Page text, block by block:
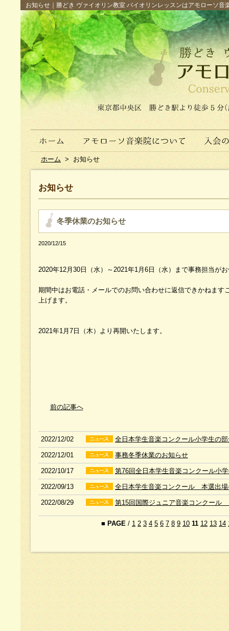
お知らせ｜勝どき ヴァイオリン教室 バイオリンレッスンはアモローソ
ホーム > お知らせ
お知らせ
冬季休業のお知らせ
2020/12/15
2020年12月30日（水）～2021年1月6日（水）まで事務担当が
期間中はお電話・メールでのお問い合わせに返信できかねます
上げます。
2021年1月7日（木）より再開いたします。
前の記事へ
2022/12/02 全日本学生音楽コンクール小学生の
2022/12/01 事務冬季休業のお知らせ
2022/10/17 第76回全日本学生音楽コンクール小
2022/09/13 全日本学生音楽コンクール 本選出場
2022/08/29 第15回国際ジュニア音楽コンクール
■ PAGE / 1 2 3 4 5 6 7 8 9 10 11 12 13 14